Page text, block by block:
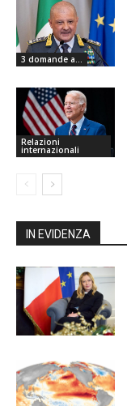
3 domande a...
Relazioni
internazionali
IN EVIDENZA